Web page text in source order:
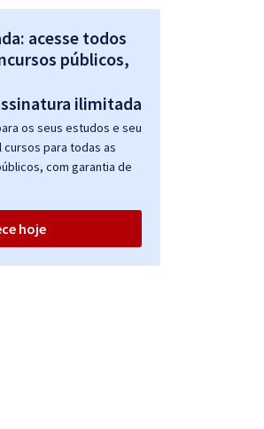
acesse todos
públicos,
os seus estudos e seu
cursos para todas as
com garantia de
hoje